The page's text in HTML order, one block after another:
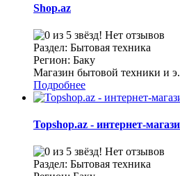
Shop.az
Нет отзывов
Раздел: Бытовая техника
Регион: Баку
Магазин бытовой техники и
Подробнее
Topshop.az - интернет-
Нет отзывов
Раздел: Бытовая техника